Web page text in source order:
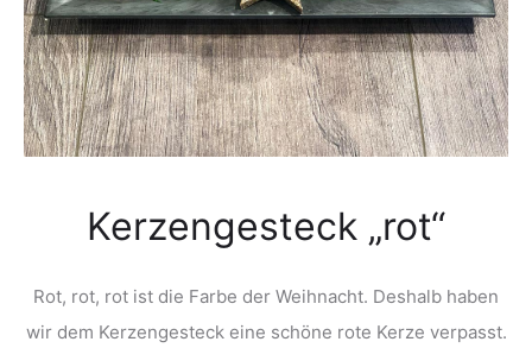
Kerzengesteck „rot“
Rot, rot, rot ist die Farbe der Weihnacht. Deshalb haben
wir dem Kerzengesteck eine schöne rote Kerze verpasst.